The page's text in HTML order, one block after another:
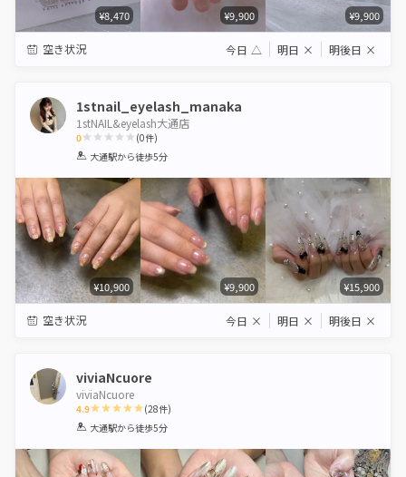
¥8,470 ¥9,900 ¥9,900
空き状況 今日 △ 明日 × 明後日 ×
1stnail_eyelash_manaka
1stNAIL&eyelash大通店
0
1 2 3 4 5
(0件)
大通駅から徒歩5分
¥10,900 ¥9,900 ¥15,900
空き状況 今日 × 明日 × 明後日 ×
viviaNcuore
viviaNcuore
4.9
1 2 3 4 5
(28件)
大通駅から徒歩5分